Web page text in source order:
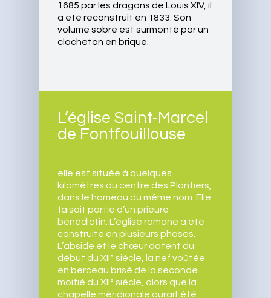
1685 par les dragons de Louis XIV, il
a été reconstruit en 1833. Son
volume sobre est surmonté par un
clocheton en brique.
L’église Saint-Marcel
de Fontfouillouse
elle est située à quelques
kilomètres du centre des Plantiers,
dans le hameau du même nom. Elle
faisait partie d’un prieuré
bénédictin. L’église romane a été
construite en plusieurs phases.
L’abside et le chœur datent du
début du XII° siècle, la nef voûtée
en berceau brisé de la seconde
moitié du XII° siècle, alors que la
chapelle méridionale aurait été
Accueil
Cadre de vie
Ecole et cantine
Maison de retraite
Vie municipale
Les élus
Tourisme